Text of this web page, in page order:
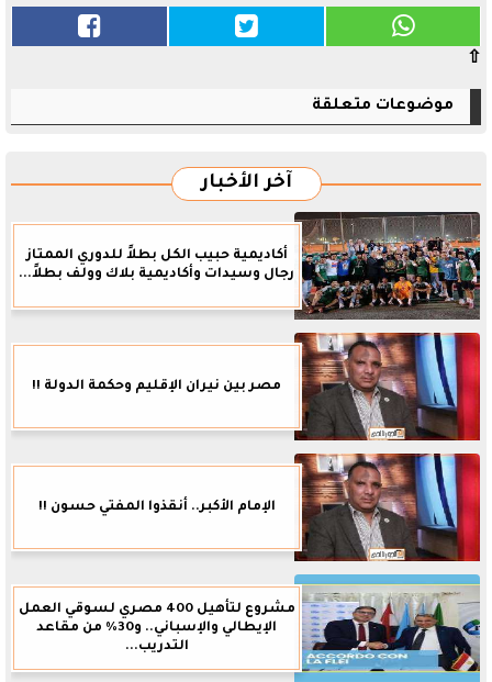
⇧
موضوعات متعلقة
آخر الأخبار
أكاديمية حبيب الكل بطلاً للدوري الممتاز
رجال وسيدات وأكاديمية بلاك وولف بطلاً...
مصر بين نيران الإقليم وحكمة الدولة !!
الإمام الأكبر.. أنقذوا المفتي حسون !!
مشروع لتأهيل 400 مصري لسوقي العمل
الإيطالي والإسباني.. و30% من مقاعد
التدريب...